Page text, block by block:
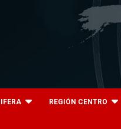
REGIÓN CENTRO